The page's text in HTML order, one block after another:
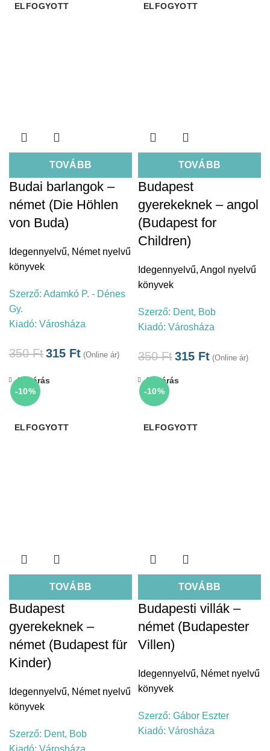
ELFOGYOTT
TOVÁBB
Budai barlangok –
német (Die Höhlen
von Buda)
Idegennyelvű, Német nyelvű
könyvek
Szerző: Adamkó P. - Dénes
Gy.
Kiadó: Városháza
350Ft315 Ft (Online ár)
ELFOGYOTT
TOVÁBB
Budapest
gyerekeknek – angol
(Budapest for
Children)
Idegennyelvű, Angol nyelvű
könyvek
Szerző: Dent, Bob
Kiadó: Városháza
350Ft315 Ft (Online ár)
-10%
ELFOGYOTT
TOVÁBB
Bezárás
Budapest
gyerekeknek –
német (Budapest für
Kinder)
Idegennyelvű, Német nyelvű
könyvek
Szerző: Dent, Bob
Kiadó: Városháza
-10%
ELFOGYOTT
TOVÁBB
Bezárás
Budapesti villák –
német (Budapester
Villen)
Idegennyelvű, Német nyelvű
könyvek
Szerző: Gábor Eszter
Kiadó: Városháza